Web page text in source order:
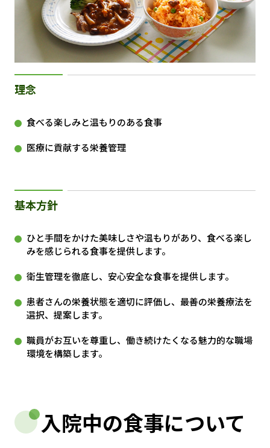
理念
食べる楽しみと温もりのある食事
医療に貢献する栄養管理
基本方針
ひと手間をかけた美味しさや温もりがあり、食べる楽し
みを感じられる食事を提供します。
衛生管理を徹底し、安心安全な食事を提供します。
患者さんの栄養状態を適切に評価し、最善の栄養療法を
選択、提案します。
職員がお互いを尊重し、働き続けたくなる魅力的な職場
環境を構築します。
入院中の食事について